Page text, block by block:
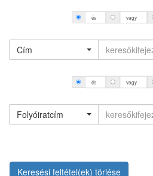
és vagy
Cím
és vagy
Folyóiratcím
Keresési feltétel(ek) törlése